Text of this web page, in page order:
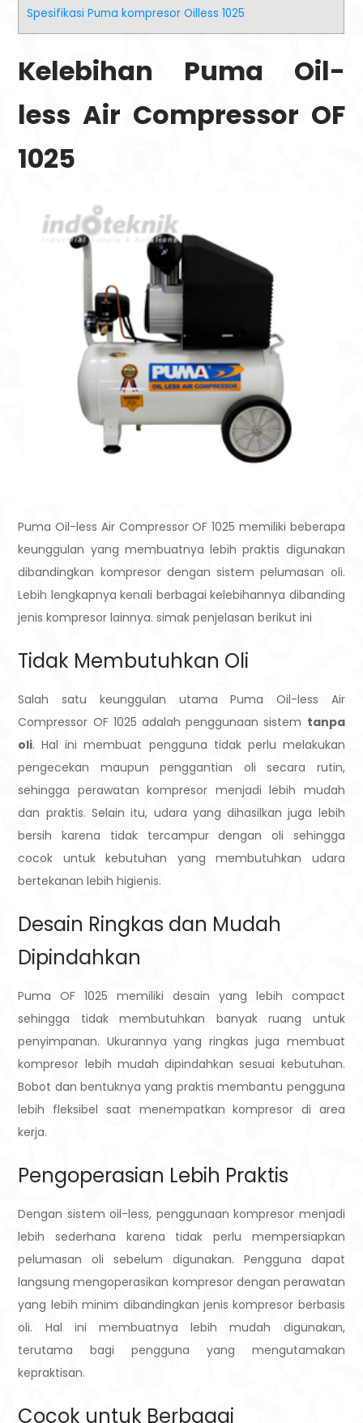
Spesifikasi Puma kompresor Oilless 1025
Kelebihan Puma Oil-
less Air Compressor OF
1025
Puma Oil-less Air Compressor OF 1025 memiliki beberapa
keunggulan yang membuatnya lebih praktis digunakan
dibandingkan kompresor dengan sistem pelumasan oli.
Lebih lengkapnya kenali berbagai kelebihannya dibanding
jenis kompresor lainnya. simak penjelasan berikut ini
Tidak Membutuhkan Oli
Salah satu keunggulan utama Puma Oil-less Air
Compressor OF 1025 adalah penggunaan sistem tanpa
oli. Hal ini membuat pengguna tidak perlu melakukan
pengecekan maupun penggantian oli secara rutin,
sehingga perawatan kompresor menjadi lebih mudah
dan praktis. Selain itu, udara yang dihasilkan juga lebih
bersih karena tidak tercampur dengan oli sehingga
cocok untuk kebutuhan yang membutuhkan udara
bertekanan lebih higienis.
Desain Ringkas dan Mudah
Dipindahkan
Puma OF 1025 memiliki desain yang lebih compact
sehingga tidak membutuhkan banyak ruang untuk
penyimpanan. Ukurannya yang ringkas juga membuat
kompresor lebih mudah dipindahkan sesuai kebutuhan.
Bobot dan bentuknya yang praktis membantu pengguna
lebih fleksibel saat menempatkan kompresor di area
kerja.
Pengoperasian Lebih Praktis
Dengan sistem oil-less, penggunaan kompresor menjadi
lebih sederhana karena tidak perlu mempersiapkan
pelumasan oli sebelum digunakan. Pengguna dapat
langsung mengoperasikan kompresor dengan perawatan
yang lebih minim dibandingkan jenis kompresor berbasis
oli. Hal ini membuatnya lebih mudah digunakan,
terutama bagi pengguna yang mengutamakan
kepraktisan.
Cocok untuk Berbagai